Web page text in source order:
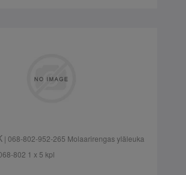
| 068-802-952-265 Molaarirengas yläleuka
802 1 x 5 kpl